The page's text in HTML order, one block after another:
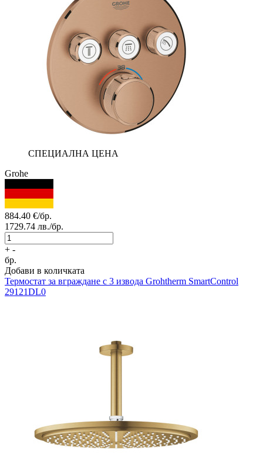
СПЕЦИАЛНА ЦЕНА
Grohe
884.40 €/бр.
1729.74 лв./бр.
+ -
бр.
Добави в количката
Термостат за вграждане с 3 извода Grohtherm SmartControl
29121DL0